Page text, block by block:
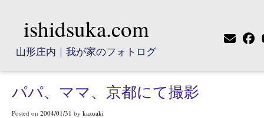
ishidsuka.com
山形庄内｜我が家のフォトログ
パパ、ママ、京都にて撮影
Posted on 2004/01/31 by kazuaki